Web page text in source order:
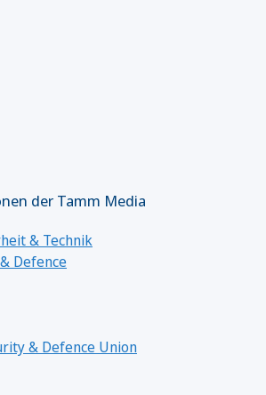
der Tamm Media
& Technik
Defence
& Defence Union